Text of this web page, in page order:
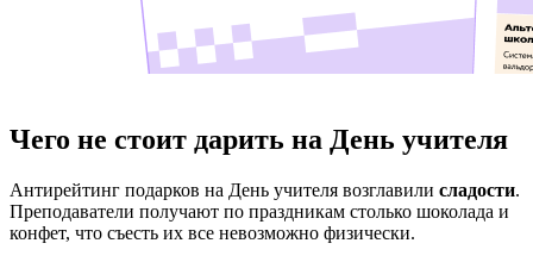
Чего не стоит дарить на День учителя
Антирейтинг подарков на День учителя возглавили сладости.
Преподаватели получают по праздникам столько шоколада и
конфет, что съесть их все невозможно физически.